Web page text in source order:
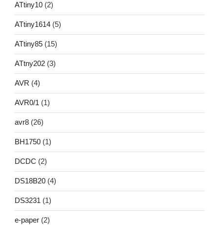
ATtiny10 (2)
ATtiny1614 (5)
ATtiny85 (15)
ATtny202 (3)
AVR (4)
AVR0/1 (1)
avr8 (26)
BH1750 (1)
DCDC (2)
DS18B20 (4)
DS3231 (1)
e-paper (2)